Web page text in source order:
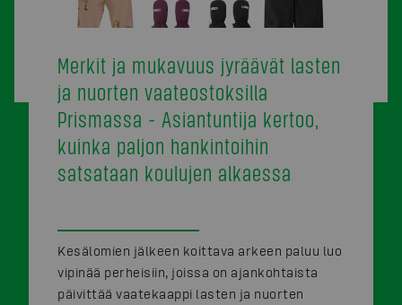
Merkit ja mukavuus jyräävät lasten
ja nuorten vaateostoksilla
Prismassa - Asiantuntija kertoo,
kuinka paljon hankintoihin
satsataan koulujen alkaessa
Kesälomien jälkeen koittava arkeen paluu luo
vipinää perheisiin, joissa on ajankohtaista
päivittää vaatekaappi lasten ja nuorten